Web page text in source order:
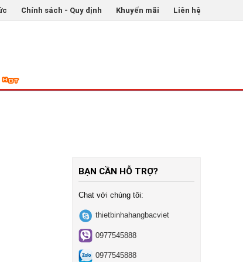
Chính sách - Quy định Khuyến mãi Liên hệ
BẠN CẦN HỖ TRỢ?
Chat với chúng tôi:
thietbinhahangbacviet
0977545888
0977545888